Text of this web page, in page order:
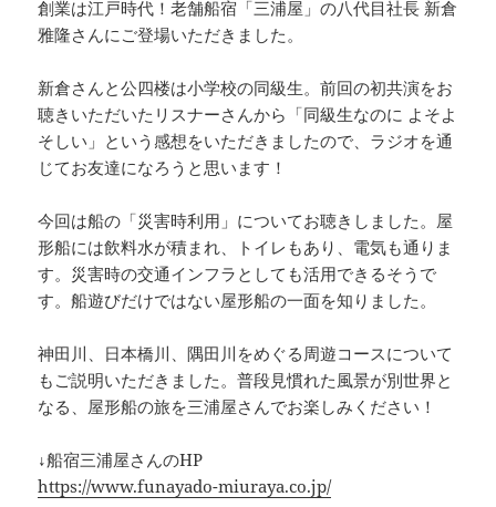
創業は江戸時代！老舗船宿「三浦屋」の八代目社長 新倉
雅隆さんにご登場いただきました。
新倉さんと公四楼は小学校の同級生。前回の初共演をお
聴きいただいたリスナーさんから「同級生なのに よそよ
そしい」という感想をいただきましたので、ラジオを通
じてお友達になろうと思います！
今回は船の「災害時利用」についてお聴きしました。屋
形船には飲料水が積まれ、トイレもあり、電気も通りま
す。災害時の交通インフラとしても活用できるそうで
す。船遊びだけではない屋形船の一面を知りました。
神田川、日本橋川、隅田川をめぐる周遊コースについて
もご説明いただきました。普段見慣れた風景が別世界と
なる、屋形船の旅を三浦屋さんでお楽しみください！
↓船宿三浦屋さんのHP
https://www.funayado-miuraya.co.jp/